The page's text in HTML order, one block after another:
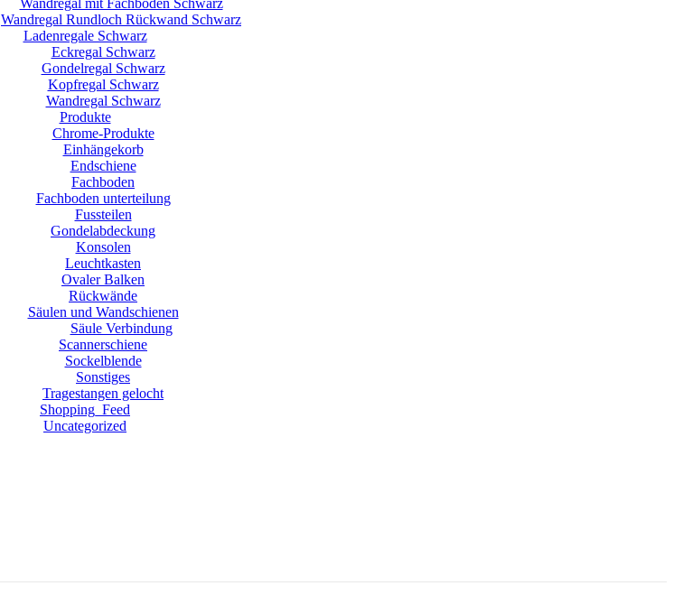
Wandregal mit Fachböden Schwarz
Wandregal Rundloch Rückwand Schwarz
Ladenregale Schwarz
Eckregal Schwarz
Gondelregal Schwarz
Kopfregal Schwarz
Wandregal Schwarz
Produkte
Chrome-Produkte
Einhängekorb
Endschiene
Fachboden
Fachboden unterteilung
Fussteilen
Gondelabdeckung
Konsolen
Leuchtkasten
Ovaler Balken
Rückwände
Säulen und Wandschienen
Säule Verbindung
Scannerschiene
Sockelblende
Sonstiges
Tragestangen gelocht
Shopping_Feed
Uncategorized